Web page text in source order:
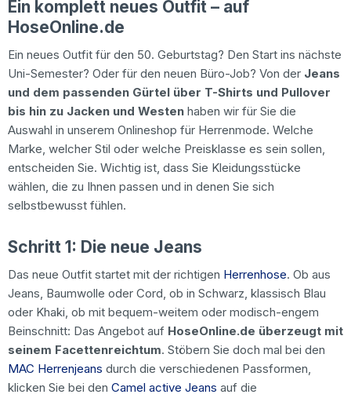
Ein komplett neues Outfit – auf
HoseOnline.de
Ein neues Outfit für den 50. Geburtstag? Den Start ins nächste
Uni-Semester? Oder für den neuen Büro-Job? Von der Jeans
und dem passenden Gürtel über T-Shirts und Pullover
bis hin zu Jacken und Westen haben wir für Sie die
Auswahl in unserem Onlineshop für Herrenmode. Welche
Marke, welcher Stil oder welche Preisklasse es sein sollen,
entscheiden Sie. Wichtig ist, dass Sie Kleidungsstücke
wählen, die zu Ihnen passen und in denen Sie sich
selbstbewusst fühlen.
Schritt 1: Die neue Jeans
Das neue Outfit startet mit der richtigen Herrenhose. Ob aus
Jeans, Baumwolle oder Cord, ob in Schwarz, klassisch Blau
oder Khaki, ob mit bequem-weitem oder modisch-engem
Beinschnitt: Das Angebot auf HoseOnline.de überzeugt mit
seinem Facettenreichtum. Stöbern Sie doch mal bei den
MAC Herrenjeans durch die verschiedenen Passformen,
klicken Sie bei den Camel active Jeans auf die